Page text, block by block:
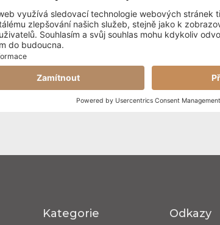
Kategorie Odkazy